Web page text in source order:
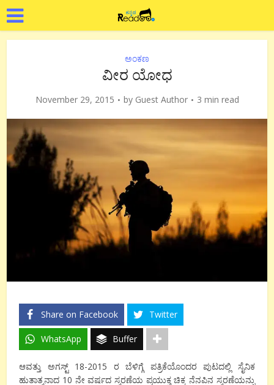
ಅಂಕಣ
ವೀರ ಯೋಧ
November 29, 2015 by Guest Author 3 min read
Share on Facebook Twitter
WhatsApp Buffer
ಆವತ್ತು ಅಗಸ್ಟ್ 18-2015 ರ ಬೆಳಿಗ್ಗೆ ಪತ್ರಿಕೆಯೊಂದರ ಪುಟದಲ್ಲಿ ಸೈನಿಕ
ಹುತಾತ್ಮನಾದ 10 ನೇ ವರ್ಷದ ಸ್ಮರಣೆಯ ಪ್ರಯುಕ್ತ ಚಿಕ್ಕ ನೆನಪಿನ ಸ್ಮರಣೆಯನ್ನು